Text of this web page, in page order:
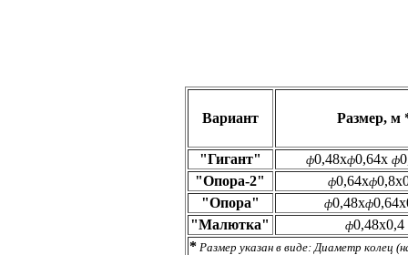
Вариант Размер, м
"Гигант" ф0,48хф0,64х ф
"Опора-2"
ф0,64хф
"Опора"
ф0,48хф
"Малютка"
ф0,48х0,4
* Размер указан в виде: Диаметр колец